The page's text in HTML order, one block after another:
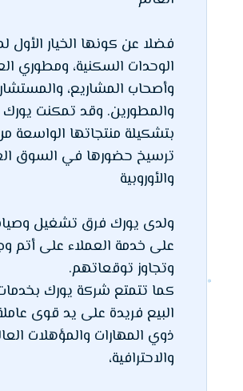
فضلا عن كونها الخيار الأول
الوحدات السكنية، ومطوري
وأصحاب المشاريع،
والمطورين. وقد تمكنت يورك
بتشكيلة منتجاتها الواسعة
ترسيخ حضورها في السوق
والأوروبية
ولدى يورك فرق تشغيل
على خدمة العملاء على أتم
وتجاوز توقعاتهم.
كما تتمتع شركة يورك
البيع فريدة على يد قوى
ذوي المهارات والمؤهلات
والاحترافية،